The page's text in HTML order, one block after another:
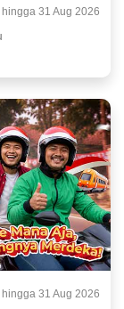
hingga 31 Aug 2026
31 Aug 2026